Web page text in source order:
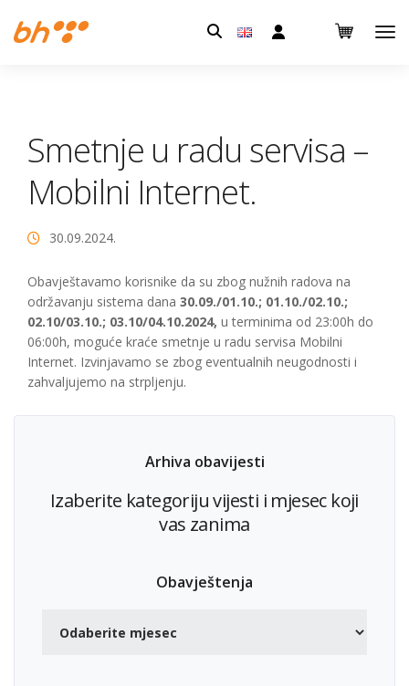
Pretraga:
Smetnje u radu servisa –
Mobilni Internet.
30.09.2024.
Obavještavamo korisnike da su zbog nužnih radova na
održavanju sistema dana 30.09./01.10.; 01.10./02.10.;
02.10/03.10.; 03.10/04.10.2024, u terminima od 23:00h do
06:00h, moguće kraće smetnje u radu servisa Mobilni
Internet. Izvinjavamo se zbog eventualnih neugodnosti i
zahvaljujemo na strpljenju.
Arhiva obavijesti
Izaberite kategoriju vijesti i mjesec koji
vas zanima
Obavještenja